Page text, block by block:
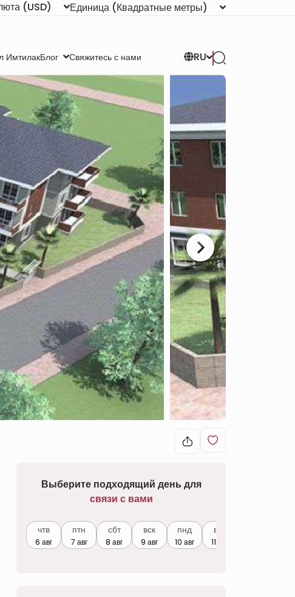
(USD) Единица (Квадратные метры)
ИмтилакБлог Свяжитесь с нами RU
Выберите подходящий день для
связи с вами
чтв
6 авг
птн
7 авг
сбт
8 авг
вск
9 авг
пнд
10 авг
втр
11 авг